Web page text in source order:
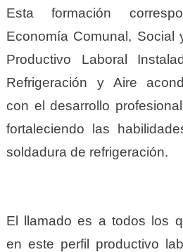
Esta formación
Economía Comunal, Social
Productivo Laboral
Refrigeración y Aire
con el desarrollo
fortaleciendo las
soldadura de refrigeración.
El llamado es a todos los
en este perfil productivo